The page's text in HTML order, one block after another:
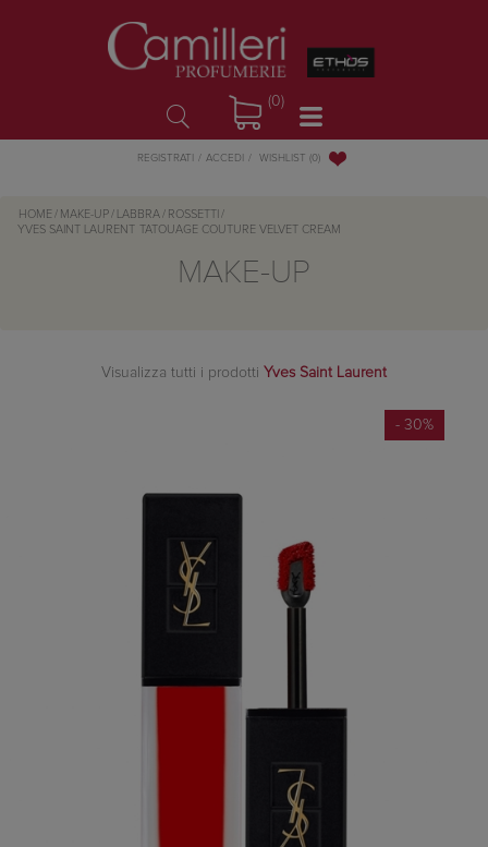
(0)
REGISTRATI ACCEDI WISHLIST (0)
HOME / MAKE-UP / LABBRA / ROSSETTI /
YVES SAINT LAURENT TATOUAGE COUTURE VELVET CREAM
MAKE-UP
Visualizza tutti i prodotti Yves Saint Laurent
- 30%